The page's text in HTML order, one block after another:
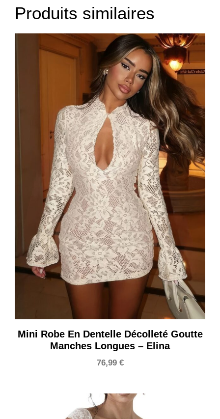
Produits similaires
Mini Robe En Dentelle Décolleté Goutte
Manches Longues – Elina
76,99 €